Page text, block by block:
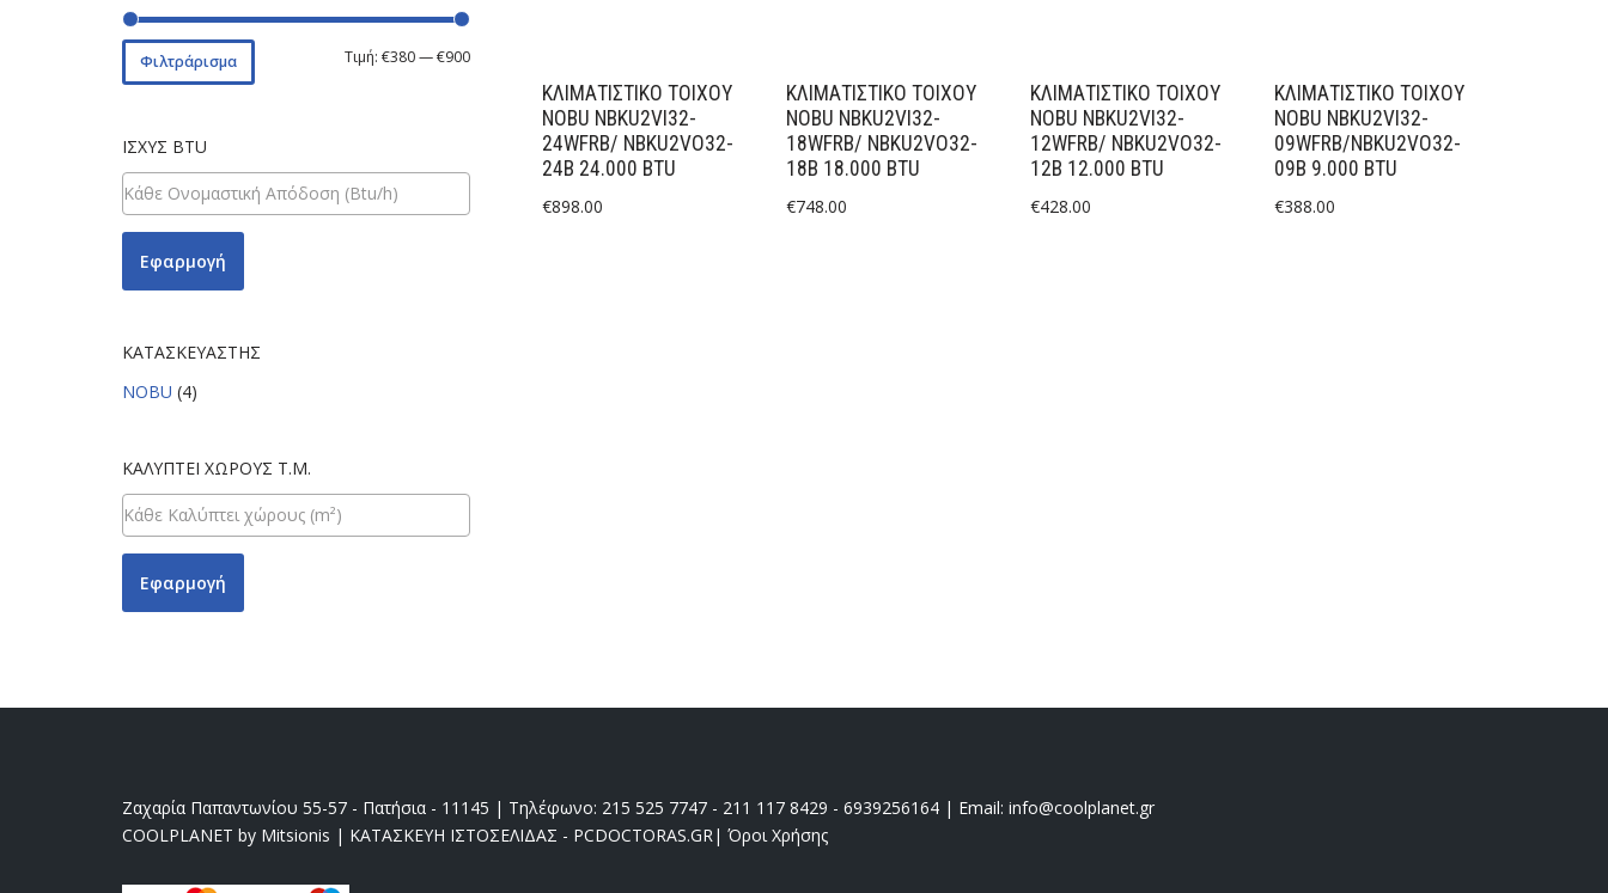
Φιλτράρισμα Τιμή: €380—€900
ΙΣΧΎΣ BTU
Εφαρμογή
ΚΑΤΑΣΚΕΥΑΣΤΉΣ
NOBU (4)
ΚΑΛΎΠΤΕΙ ΧΏΡΟΥΣ Τ.Μ.
Εφαρμογή
ΚΛΙΜΑΤΙΣΤΙΚΟ ΤΟΙΧΟΥ
NOBU NBKU2VI32-
24WFRB/ NBKU2VO32-
24B 24.000 BTU
€898.00
ΚΛΙΜΑΤΙΣΤΙΚΟ ΤΟΙΧΟΥ
NOBU NBKU2VI32-
18WFRB/ NBKU2VO32-
18B 18.000 BTU
€748.00
ΚΛΙΜΑΤΙΣΤΙΚΟ ΤΟΙΧΟΥ
NOBU NBKU2VI32-
12WFRB/ NBKU2VO32-
12B 12.000 BTU
€428.00
ΚΛΙΜΑΤΙΣΤΙΚΟ ΤΟΙΧΟΥ
NOBU NBKU2VI32-
09WFRB/NBKU2VO32-
09B 9.000 BTU
€388.00
Ζαχαρία Παπαντωνίου 55-57 - Πατήσια - 11145 | Τηλέφωνο: 215 525 7747 - 211 117 8429 - 6939256164 | Email: info@coolplanet.gr
COOLPLANET by Mitsionis | ΚΑΤΑΣΚΕΥΗ ΙΣΤΟΣΕΛΙΔΑΣ - PCDOCTORAS.GR| Όροι Χρήσης